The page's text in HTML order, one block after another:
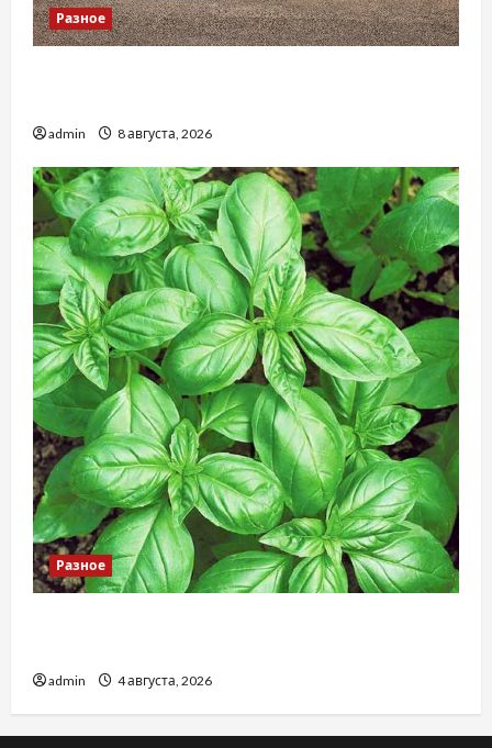
Разное
admin 8 августа, 2026
Разное
admin 4 августа, 2026